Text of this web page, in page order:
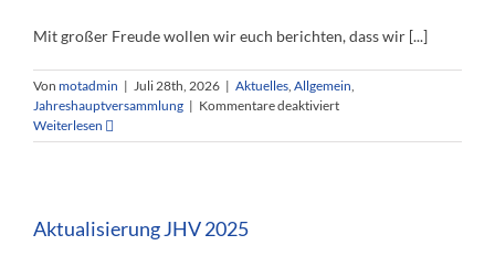
Mit großer Freude wollen wir euch berichten, dass wir [...]
Von motadmin | Juli 28th, 2026 | Aktuelles, Allgemein,
Jahreshauptversammlung | Kommentare deaktiviertfür
2026
Weiterlesen
Aktualisierung JHV 2025